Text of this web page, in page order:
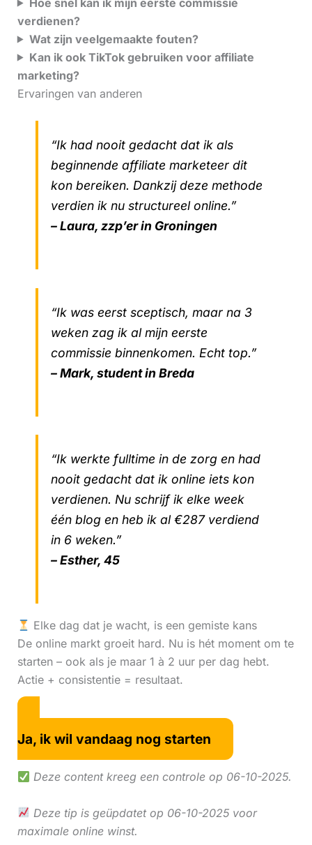
verdienen?
Wat zijn veelgemaakte fouten?
Kan ik ook TikTok gebruiken voor affiliate
marketing?
Ervaringen van anderen
“Ik had nooit gedacht dat ik als
beginnende affiliate marketeer dit
kon bereiken. Dankzij deze methode
verdien ik nu structureel online.”
– Laura, zzp’er in Groningen
“Ik was eerst sceptisch, maar na 3
weken zag ik al mijn eerste
commissie binnenkomen. Echt top.”
– Mark, student in Breda
“Ik werkte fulltime in de zorg en had
nooit gedacht dat ik online iets kon
verdienen. Nu schrijf ik elke week
één blog en heb ik al €287 verdiend
in 6 weken.”
– Esther, 45
Elke dag dat je wacht, is een gemiste kans
De online markt groeit hard. Nu is hét moment om te
starten – ook als je maar 1 à 2 uur per dag hebt.
Actie + consistentie = resultaat.
Ja, ik wil vandaag nog starten
Deze content kreeg een controle op 06-10-2025.
Deze tip is geüpdatet op 06-10-2025 voor
maximale online winst.